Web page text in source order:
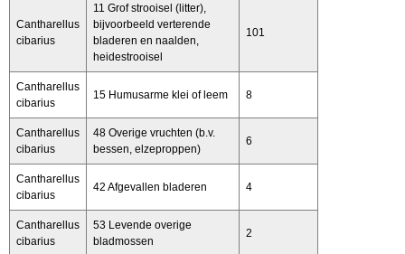
Cantharellus
cibarius
11 Grof strooisel (litter),
bijvoorbeeld verterende
bladeren en naalden,
heidestrooisel
101
Cantharellus
cibarius
15 Humusarme klei of leem 8
Cantharellus
cibarius
48 Overige vruchten (b.v.
bessen, elzeproppen)
6
Cantharellus
cibarius
42 Afgevallen bladeren 4
Cantharellus
cibarius
53 Levende overige
bladmossen
2